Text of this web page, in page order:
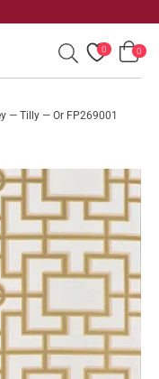
0 0
— Tilly — Or FP269001